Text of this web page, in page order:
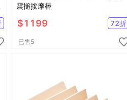
震搥按摩棒
$1199 72折
已售5